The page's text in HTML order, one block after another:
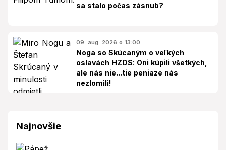
sa stalo počas zásnub?
09. aug. 2026 o 13:00
Noga so Skúcaným o veľkých
oslavách HZDS: Oni kúpili všetkých,
ale nás nie...tie peniaze nás
nezlomili!
Najnovšie